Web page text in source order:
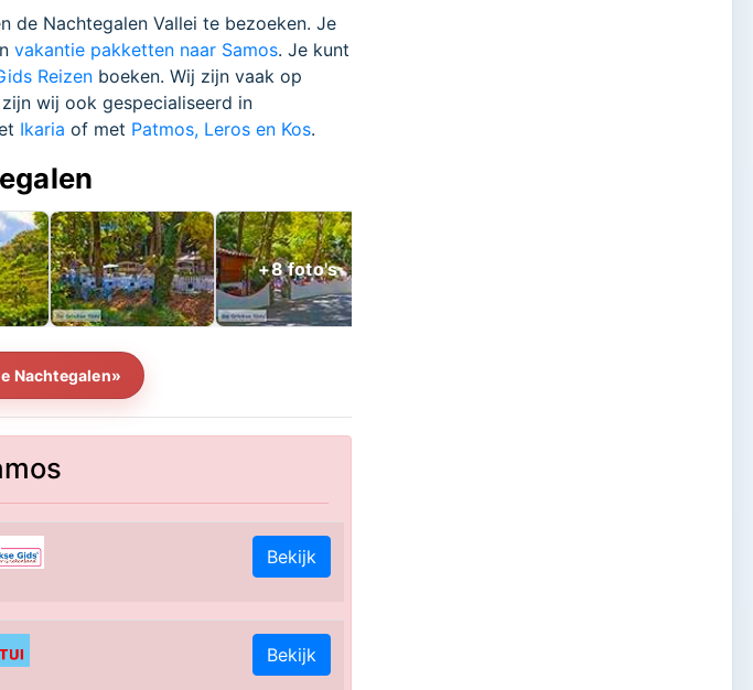
de Nachtegalen Vallei te bezoeken. Je
vakantie pakketten naar Samos. Je kunt
Reizen boeken. Wij zijn vaak op
wij ook gespecialiseerd in
Ikaria of met Patmos, Leros en Kos.
Nachtegalen»
Bekijk
Bekijk